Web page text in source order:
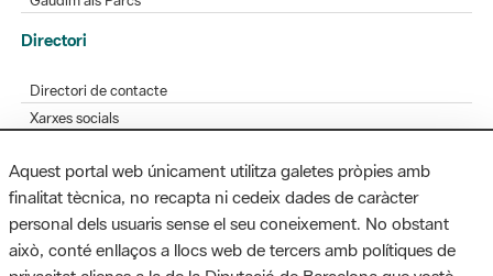
Directori
Directori de contacte
Xarxes socials
Bústia de suggeriments
Opineu sobre els parcs
Aquest portal web únicament utilitza galetes pròpies amb
finalitat tècnica, no recapta ni cedeix dades de caràcter
personal dels usuaris sense el seu coneixement. No obstant
això, conté enllaços a llocs web de tercers amb polítiques de